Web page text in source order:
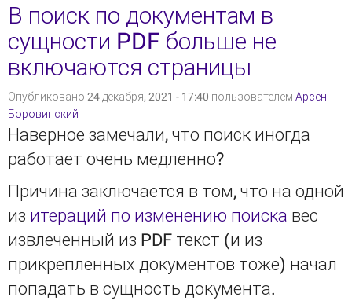
В поиск по документам в
сущности PDF больше не
включаются страницы
Опубликовано 24 декабря, 2021 - 17:40 пользователем Арсен
Боровинский
Наверное замечали, что поиск иногда
работает очень медленно?
Причина заключается в том, что на одной
из итераций по изменению поиска вес
извлеченный из PDF текст (и из
прикрепленных документов тоже) начал
попадать в сущность документа.